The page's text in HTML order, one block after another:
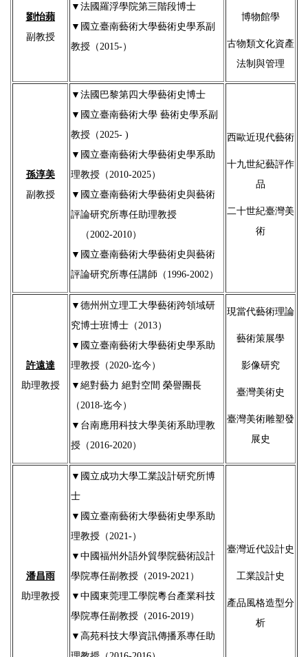
劉怡蘋
副教授
▼ 法國羅浮學院第三階段博士
▼ 國立臺南藝術大學藝術史學系副
教授（2015-）
博物館學
古物類文化資產
法制與管理
孫淳美
副教授
▼法國巴黎第四大學藝術史博士
▼國立臺南藝術大學 藝術史學系副
教授（2025- )
▼國立臺南藝術大學藝術史學系助
理教授（2010-2025）
▼國立臺南藝術大學藝術史與藝術
評論研究所專任助理教授
（2002-2010）
▼國立臺南藝術大學藝術史與藝術
評論研究所專任講師（1996-2002）
西歐近現代藝術
十九世紀藝評作
品
二十世紀臺灣美
術
許遠達
助理教授
▼ 德州州立理工大學藝術跨領域研
究博士班博士（2013）
▼ 國立臺南藝術大學藝術史學系助
理教授（2020-迄今）
▼ 絕對藝力 絕對空間 榮譽團長
（2018-迄今）
▼ 台南應用科技大學美術系助理教
授（2016-2020）
現當代藝術理論
藝術策展學
影像研究
臺灣美術史
臺灣美術雕塑發
展史
潘昌雨
助理教授
▼國立成功大學工業設計研究所博
士
▼國立臺南藝術大學藝術史學系助
理教授（2021-）
▼中國福州外語外貿學院藝術設計
學院專任副教授（2019-2021）
▼中國東莞理工學院粵台產業科技
學院專任副教授（2016-2019）
▼高苑科技大學資訊傳播系專任助
臺灣近代設計史
工業設計史
產品風格造型分
析